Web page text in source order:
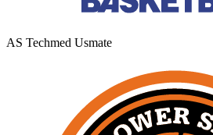
AS Techmed Usmate